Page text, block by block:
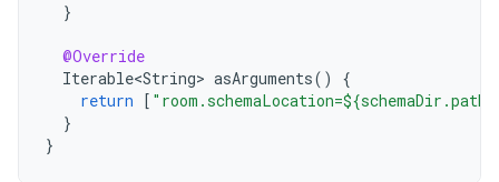
}
@Override
Iterable<String> asArguments()
{
return [
}
}